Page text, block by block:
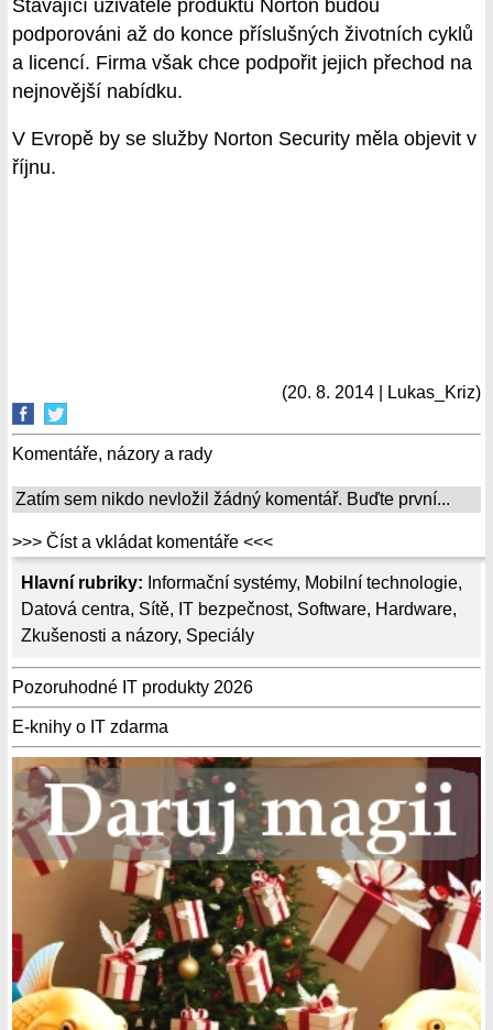
Hlavní rubriky: Informační systémy, Mobilní technologie,
Datová centra, Sítě, IT bezpečnost, Software, Hardware,
Zkušenosti a názory, Speciály
Pozoruhodné IT produkty 2026
E-knihy o IT zdarma
Stávající uživatelé produktů Norton budou
podporováni až do konce příslušných životních cyklů
a licencí. Firma však chce podpořit jejich přechod na
nejnovější nabídku.
V Evropě by se služby Norton Security měla objevit v
říjnu.
(20. 8. 2014 | Lukas_Kriz)
Komentáře, názory a rady
Zatím sem nikdo nevložil žádný komentář. Buďte první...
>>> Číst a vkládat komentáře <<<